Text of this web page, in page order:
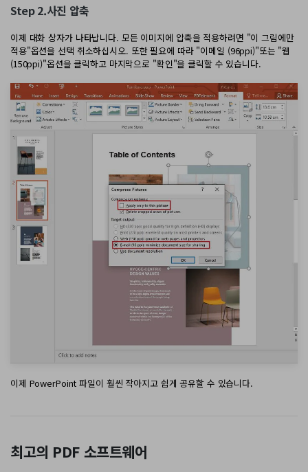
PDF 데이터 추출
AI PDF 요약기
모든 기능 알아보기
Step 2.사진 압축
이제 대화 상자가 나타납니다. 모든 이미지에 압축을 적용하려면 "이 그림에만
적용"옵션을 선택 취소하십시오. 또한 필요에 따라 "이메일 (96ppi)"또는 "웹
(150ppi)"옵션을 클릭하고 마지막으로 "확인"을 클릭할 수 있습니다.
이제 PowerPoint 파일이 훨씬 작아지고 쉽게 공유할 수 있습니다.
최고의 PDF 소프트웨어